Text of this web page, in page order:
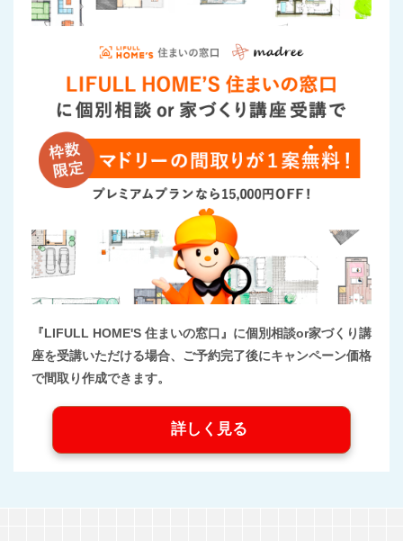
『LIFULL HOME'S 住まいの窓口』に個別相談or家づくり講
座を受講いただける場合、ご予約完了後にキャンペーン価格
で間取り作成できます。
詳しく見る